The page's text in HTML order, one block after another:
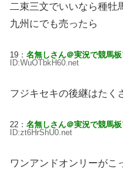
二束三文でいいなら種牡
九州にでも売ったら
19： 名無しさん＠実況で競馬板
ID:WuOTbkH60.net
フジキセキの後継はたく
22： 名無しさん＠実況で競馬板
ID:zt6HrShU0.net
ワンアンドオンリーがこ